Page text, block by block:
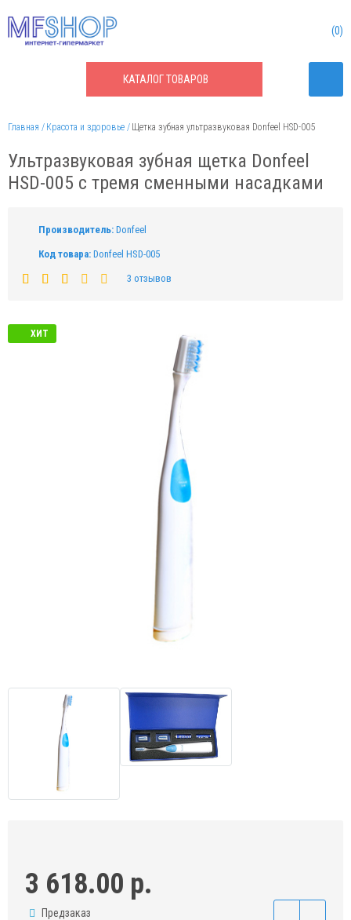
КАТАЛОГТОВАРОВ
0
Главная Красота и здоровье Щетка зубная ультразвуковая Donfeel HSD-005
Ультразвуковая зубная щетка Donfeel
HSD-005 с тремя сменными насадками
Производитель: Donfeel
Код товара: Donfeel HSD-005
3 отзывов
ХИТ
3 618.00 р.
Предзаказ